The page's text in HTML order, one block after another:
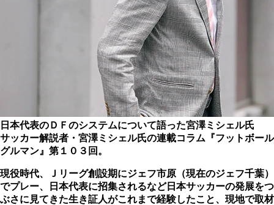
日本代表のＤＦのシステムについて語った宮澤ミシェル氏
サッカー解説者・宮澤ミシェル氏の連載コラム『フットボール
グルマン』第１０３回。
現役時代、Ｊリーグ創設期にジェフ市原（現在のジェフ千葉）
でプレー、日本代表に招集されるなど日本サッカーの発展をつ
ぶさに見てきた生き証人がこれまで経験したこと、現地で取材